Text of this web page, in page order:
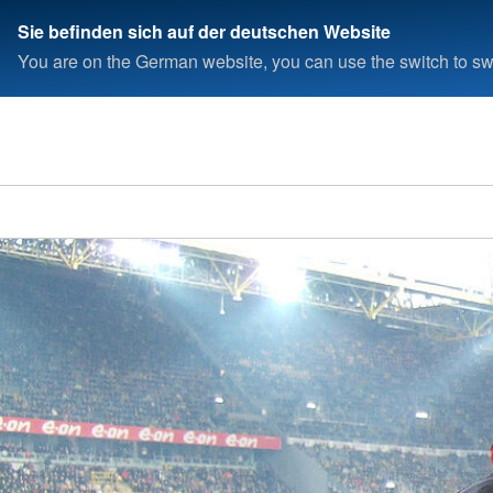
Sie befinden sich auf der deutschen Website
You are on the German website, you can use the switch to